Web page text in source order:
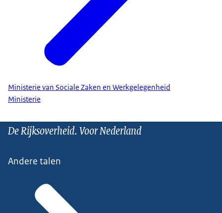
Ministerie van Sociale Zaken en Werkgelegenheid
Ministerie
De Rijksoverheid. Voor Nederland
Andere talen